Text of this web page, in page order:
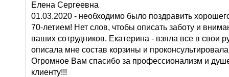
Елена Сергеевна
01.03.2020 - необходимо было поздравить
70-летием! Нет слов, чтобы описать заботу и
ваших сотрудников. Екатерина - взяла все в свои
описала мне состав корзины и
Огромное Вам спасибо за профессионализм и
клиенту!!!